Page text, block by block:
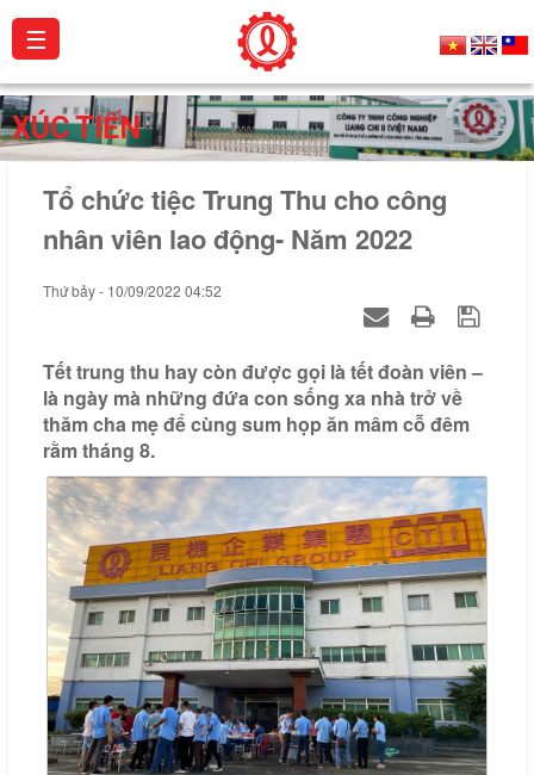
Giới
thiệu
Sản
phẩm
Dự
Hoạt
động
Catalogue
Chứng
chỉ
Liên
hệ
☰
XÚC TIẾN
Tổ chức tiệc Trung Thu cho công
nhân viên lao động- Năm 2022
Thứ bảy - 10/09/2022 04:52
Tết trung thu hay còn được gọi là tết đoàn viên –
là ngày mà những đứa con sống xa nhà trở về
thăm cha mẹ để cùng sum họp ăn mâm cỗ đêm
rằm tháng 8.